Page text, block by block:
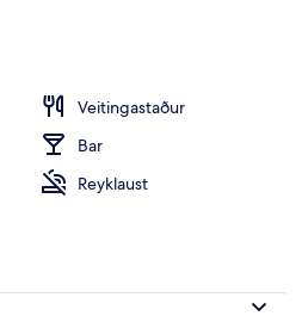
Veitingastaður
Bar
Reyklaust